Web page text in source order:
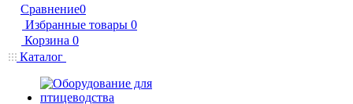
Сравнение0
Избранные товары 0
Корзина 0
Каталог